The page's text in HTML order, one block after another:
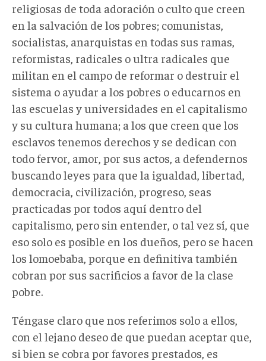
religiosas de toda adoración o culto que creen
en la salvación de los pobres; comunistas,
socialistas, anarquistas en todas sus ramas,
reformistas, radicales o ultra radicales que
militan en el campo de reformar o destruir el
sistema o ayudar a los pobres o educarnos en
las escuelas y universidades en el capitalismo
y su cultura humana; a los que creen que los
esclavos tenemos derechos y se dedican con
todo fervor, amor, por sus actos, a defendernos
buscando leyes para que la igualdad, libertad,
democracia, civilización, progreso, seas
practicadas por todos aquí dentro del
capitalismo, pero sin entender, o tal vez sí, que
eso solo es posible en los dueños, pero se hacen
los lomoebaba, porque en definitiva también
cobran por sus sacrificios a favor de la clase
pobre.
Téngase claro que nos referimos solo a ellos,
con el lejano deseo de que puedan aceptar que,
si bien se cobra por favores prestados, es